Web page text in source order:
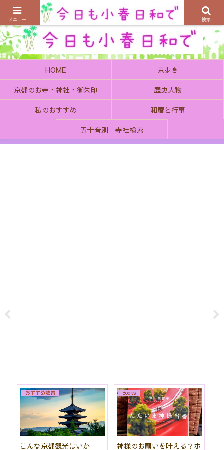
京都の町で歴史を楽しむ、そんなゆったり気分を感じてみませんか
HOME
京歩き
京都のお寺・神社・御朱印
歴史人物
私のおすすめ
和暦と行事
五十音別 寺社検索
おすすめ散策
こんな京都観光はいか
Books
神様のお願いを叶える？ホ
メニュー 検索